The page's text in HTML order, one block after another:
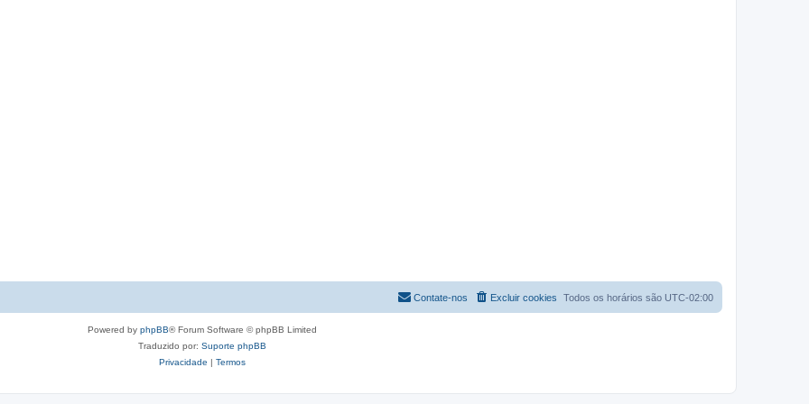
Todos os horários são UTC-02:00
Excluir cookies
Contate-nos
Powered by phpBB® Forum Software © phpBB Limited
Traduzido por: Suporte phpBB
Privacidade | Termos